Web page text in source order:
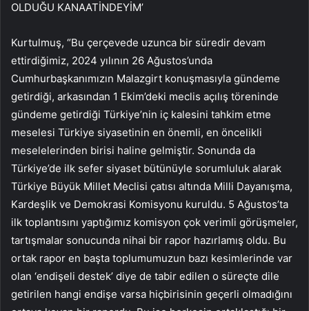
OLDUĞU KANAATİNDEYİM’
Kurtulmuş, “Bu çerçevede uzunca bir süredir devam
ettirdiğimiz, 2024 yılının 26 Ağustos’unda
Cumhurbaşkanımızın Malazgirt konuşmasıyla gündeme
getirdiği, arkasından 1 Ekim’deki meclis açılış töreninde
gündeme getirdiği Türkiye’nin iç kalesini tahkim etme
meselesi Türkiye siyasetinin en önemli, en öncelikli
meselelerinden birisi haline gelmiştir. Sonunda da
Türkiye’de ilk sefer siyaset bütünüyle sorumluluk alarak
Türkiye Büyük Millet Meclisi çatısı altında Milli Dayanışma,
Kardeşlik ve Demokrasi Komisyonu kuruldu. 5 Ağustos’ta
ilk toplantısını yaptığımız komisyon çok verimli görüşmeler,
tartışmalar sonucunda nihai bir rapor hazırlamış oldu. Bu
ortak rapor en başta toplumumuzun bazı kesimlerinde var
olan ‘endişeli destek’ diye de tabir edilen o süreçte dile
getirilen hangi endişe varsa hiçbirisinin geçerli olmadığını